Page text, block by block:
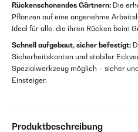
Rückenschonendes Gärtnern: Die
Pflanzen auf eine angenehme
Ideal für alle, die ihren Rücken beim
Schnell aufgebaut, sicher befestigt:
Sicherheitskanten und stabiler
Spezialwerkzeug möglich – sicher
Einsteiger.
Produktbeschreibung